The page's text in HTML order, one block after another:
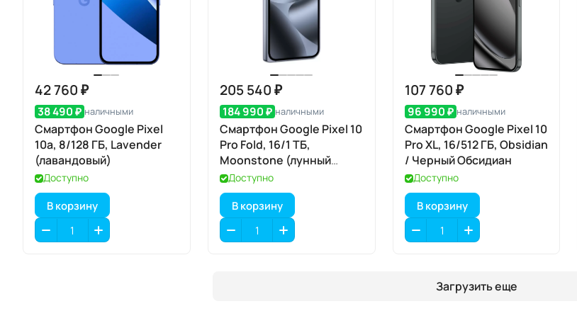
42 760 ₽
38 490 ₽ наличными
Смартфон Google Pixel
10a, 8/128 ГБ, Lavender
(лавандовый)
Доступно
В корзину
205 540 ₽
184 990 ₽ наличными
Смартфон Google Pixel 10
Pro Fold, 16/1 ТБ,
Moonstone (лунный
камень)
Доступно
В корзину
107 760 ₽
96 990 ₽ наличными
Смартфон Google Pixel 10
Pro XL, 16/512 ГБ, Obsidian
/ Черный Обсидиан
Доступно
В корзину
Загрузить еще